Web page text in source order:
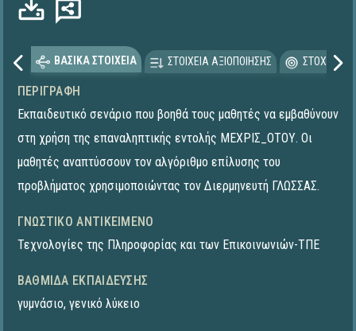
ΒΑΣΙΚΑ ΣΤΟΙΧΕΙΑ ΣΤΟΙΧΕΙΑ ΑΞΙΟΠΟΙΗΣΗΣ
ΠΕΡΙΓΡΑΦΉ
Εκπαιδευτικό σενάριο που βοηθά τους μαθητές να εμβαθύνουν
στη χρήση της επαναληπτικής εντολής ΜΕΧΡΙΣ_ΟΤΟΥ. Οι
μαθητές αναπτύσσουν τον αλγόριθμο επίλυσης του
προβλήματος χρησιμοποιώντας τον Διερμηνευτή ΓΛΩΣΣΑΣ.
ΓΝΩΣΤΙΚΌ ΑΝΤΙΚΕΊΜΕΝΟ
Τεχνολογίες της Πληροφορίας και των Επικοινωνιών-ΤΠΕ
ΒΑΘΜΊΔΑ ΕΚΠΑΊΔΕΥΣΗΣ
γυμνάσιο, γενικό λύκειο